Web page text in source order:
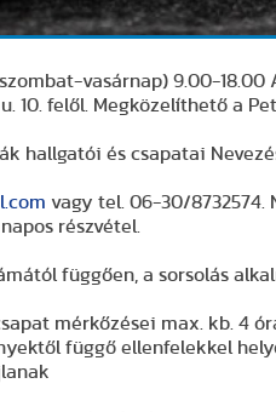
vasárnap) 9.00-18.00
u. 10. felől. Megközelíthető a
hallgatói és csapatai
vagy tel. 06-30/8732574.
részvétel.
függően, a sorsolás
mérkőzései max. kb. 4
függő ellenfelekkel